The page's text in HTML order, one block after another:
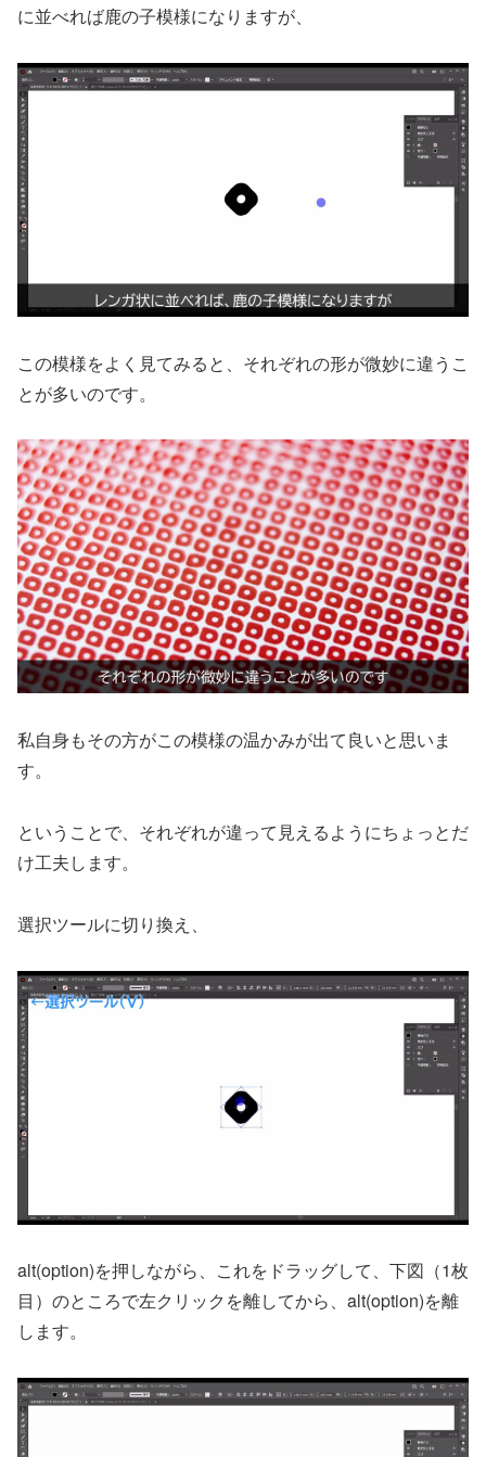
に並べれば鹿の子模様になりますが、
この模様をよく見てみると、それぞれの形が微妙に違うこ
とが多いのです。
私自身もその方がこの模様の温かみが出て良いと思いま
す。
ということで、それぞれが違って見えるようにちょっとだ
け工夫します。
選択ツールに切り換え、
alt(option)を押しながら、これをドラッグして、下図（1枚
目）のところで左クリックを離してから、alt(option)を離
します。